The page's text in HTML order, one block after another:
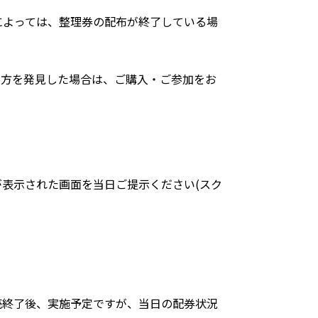
っては、整理券の配布が終了している場
を発見した場合は、ご購入・ご参加をお
示された画面を当日ご提示ください(スク
了後、実施予定ですが、当日の配券状況